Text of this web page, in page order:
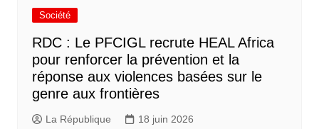
Société
RDC : Le PFCIGL recrute HEAL Africa
pour renforcer la prévention et la
réponse aux violences basées sur le
genre aux frontières
La République 18 juin 2026